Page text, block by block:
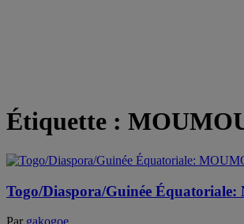
Étiquette :
Togo/Diaspora/Guinée